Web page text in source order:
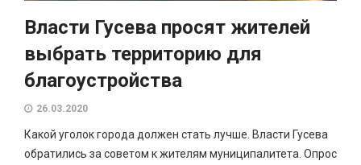
Власти Гусева просят жителей
выбрать территорию для
благоустройства
26.03.2020
Какой уголок города должен стать лучше. Власти Гусева
обратились за советом к жителям муниципалитета. Опрос